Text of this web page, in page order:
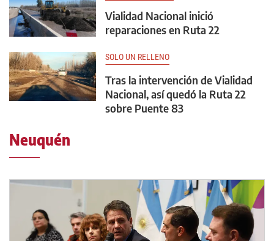
Vialidad Nacional inició
reparaciones en Ruta 22
SOLO UN RELLENO
Tras la intervención de Vialidad
Nacional, así quedó la Ruta 22
sobre Puente 83
Neuquén